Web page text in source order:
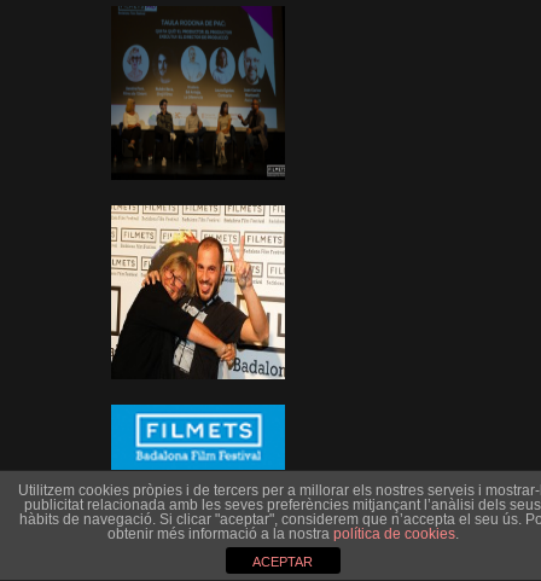
Utilitzem cookies pròpies i de tercers per a millorar els nostres serveis i
publicitat relacionada amb les seves preferències mitjançant l’anàlisi dels seus
hàbits de navegació. Si clicar "aceptar", considerem que n’accepta el seu ús.
obtenir més informació a la nostra política de cookies.
ACEPTAR